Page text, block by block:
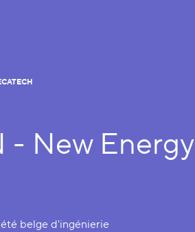
- New Energy
belge d'ingénierie